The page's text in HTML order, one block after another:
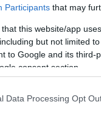
Participants that may
that this website/app
but not limited
to Google and its
consent section.
Data Processing Opt
utalások
már a
orális szexet is
szövetség
beleegyezett a
már a